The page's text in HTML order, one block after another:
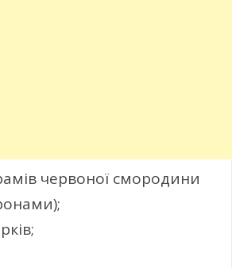
червоної смородини